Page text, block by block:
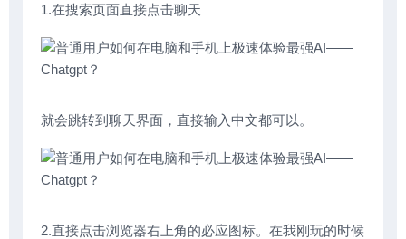
1.在搜索页面直接点击聊天
就会跳转到聊天界面，直接输入中文都可以。
2.直接点击浏览器右上角的必应图标。在我刚玩的时候